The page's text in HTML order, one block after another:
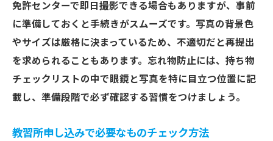
免許センターで即日撮影できる場合もありますが、事前
に準備しておくと手続きがスムーズです。写真の背景色
やサイズは厳格に決まっているため、不適切だと再提出
を求められることもあります。忘れ物防止には、持ち物
チェックリストの中で眼鏡と写真を特に目立つ位置に記
載し、準備段階で必ず確認する習慣をつけましょう。
教習所申し込みで必要なものチェック方法